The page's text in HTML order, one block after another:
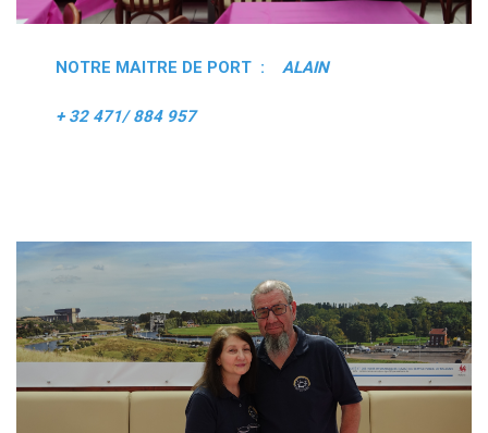
NOTRE MAITRE DE PORT : ALAIN
+ 32 471/ 884 957